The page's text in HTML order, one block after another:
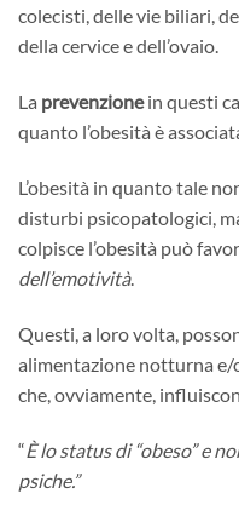
colecisti, delle vie biliari,
della cervice e dell’ovaio.
La prevenzionein questi
quanto l’obesità è
L’obesità in quanto tale
disturbi psicopatologici,
colpisce l’obesità può
dell’emotività.
Questi, a loro volta,
alimentazione notturna e/
che, ovviamente,
“È lo status di “obeso” e
psiche.”